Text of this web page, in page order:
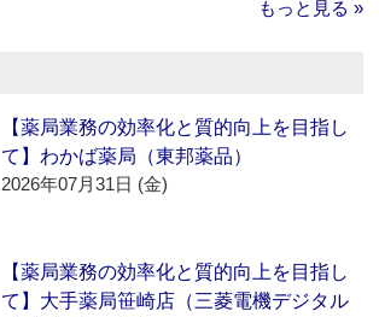
もっと見る »
【薬局業務の効率化と質的向上を目指し
て】わかば薬局（東邦薬品）
2026年07月31日 (金)
【薬局業務の効率化と質的向上を目指し
て】大手薬局笹崎店（三菱電機デジタル